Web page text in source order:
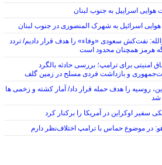
هوایی اسراییل به جنوب لبنان
اسرائیل به شهرک المنصوری در جنوب لبنان
نفت‌کش سعودی «وفاء» را هدف قرار دادیم/ تردد
هرمز همچنان محدود است
امنیتی برای ترامپ؛ بررسی حادثه بالگرد
و بازداشت فردی مسلح در زمین گلف
روسیه را هدف حمله قرار داد/ آمار کشته و زخمی ها
شد
سفیر اوکراین در آمریکا را برکنار کرد
در موضوع حماس با ترامپ اختلاف‌نظر دارم